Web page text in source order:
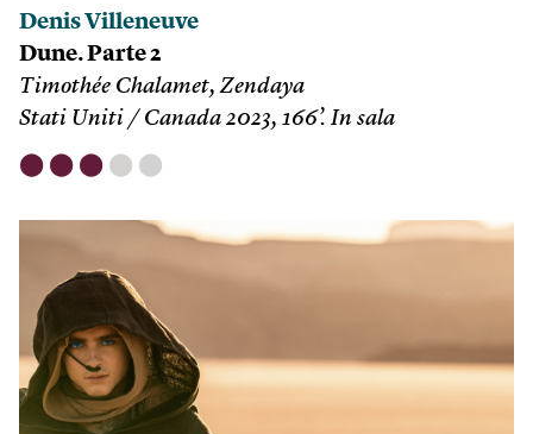
Denis Villeneuve
Dune. Parte 2
Timothée Chalamet, Zendaya
Stati Uniti / Canada 2023, 166’. In sala
⬤ ⬤ ⬤ ⬤ ⬤